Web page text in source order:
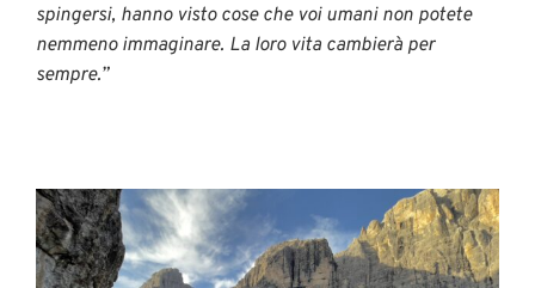
spingersi, hanno visto cose che voi umani non potete
nemmeno immaginare. La loro vita cambierà per
sempre.”